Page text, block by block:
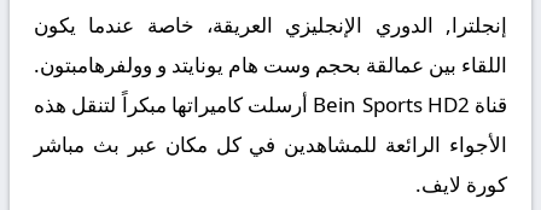
إنجلترا, الدوري الإنجليزي العريقة، خاصة عندما يكون
اللقاء بين عمالقة بحجم وست هام يونايتد و وولفرهامبتون.
قناة Bein Sports HD2 أرسلت كاميراتها مبكراً لتنقل هذه
الأجواء الرائعة للمشاهدين في كل مكان عبر بث مباشر
كورة لايف.